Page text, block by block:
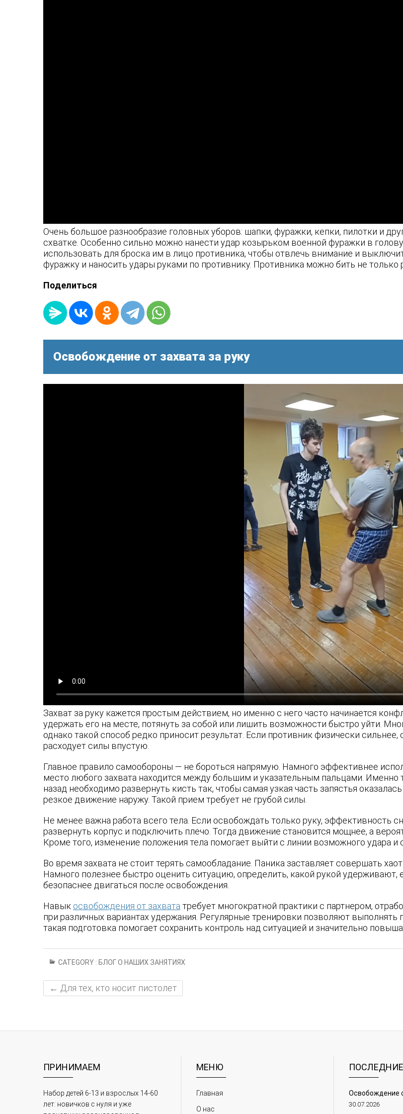
Очень большое разнообразие головных уборов: шапки, фуражки, кепки, пилотки и
схватке. Особенно сильно можно нанести удар козырьком военной фуражки в
использовать для броска им в лицо противника, чтобы отвлечь внимание и
фуражку и наносить удары руками по противнику. Противника можно бить не только
Поделиться
Освобождение от захвата за руку
Захват за руку кажется простым действием, но именно с него часто начинается
удержать его на месте, потянуть за собой или лишить возможности быстро уйти.
однако такой способ редко приносит результат. Если противник физически
расходует силы впустую.
Главное правило самообороны — не бороться напрямую. Намного эффективнее
место любого захвата находится между большим и указательным пальцами. Именно
назад необходимо развернуть кисть так, чтобы самая узкая часть запястья
резкое движение наружу. Такой прием требует не грубой силы.
Не менее важна работа всего тела. Если освобождать только руку, эффективность
развернуть корпус и подключить плечо. Тогда движение становится мощнее, а
Кроме того, изменение положения тела помогает выйти с линии возможного удара и
Во время захвата не стоит терять самообладание. Паника заставляет совершать
Намного полезнее быстро оценить ситуацию, определить, какой рукой удерживают,
безопаснее двигаться после освобождения.
Навык освобождения от захвата требует многократной практики с партнером,
при различных вариантах удержания. Регулярные тренировки позволяют
такая подготовка помогает сохранить контроль над ситуацией и значительно
CATEGORY : БЛОГ О НАШИХ ЗАНЯТИЯХ
← Для тех, кто носит пистолет
ПРИНИМАЕМ
Набор детей 6-13 и взрослых 14-60
лет: новичков с нуля и уже
МЕНЮ
Главная
О нас
Освобождение
30.07.2026